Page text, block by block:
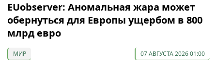
EUobserver: Аномальная жара может
обернуться для Европы ущербом в 800
млрд евро
МИР 07 АВГУСТА 2026 01:00